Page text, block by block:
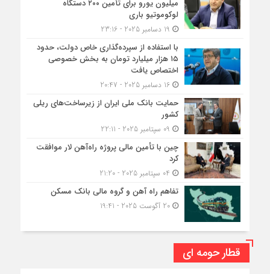
میلیون یورو برای تأمین ۲۰۰ دستگاه
لوکوموتیو باری
با استفاده از سپرده‌گذاری خاص دولت، حدود
۱۵ هزار میلیارد تومان به بخش خصوصی
اختصاص یافت
16 دسامبر 2025 - 20:47
حمایت بانک ملی ایران از زیرساخت‌های ریلی
کشور
چین با تأمین مالی پروژه راه‌آهن لار موافقت
کرد
تفاهم راه آهن و گروه مالی بانک مسکن
20 آگوست 2025 - 19:41
قطار حومه ای